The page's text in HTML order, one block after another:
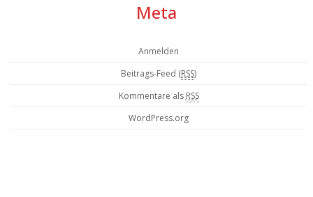
Meta
Anmelden
Beitrags-Feed (RSS)
Kommentare als RSS
WordPress.org